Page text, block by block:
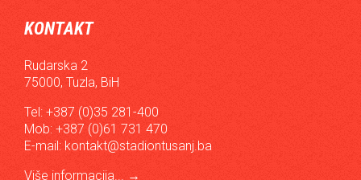
KONTAKT
Rudarska 2
75000, Tuzla, BiH
Tel: +387 (0)35 281-400
Mob: +387 (0)61 731 470
E-mail: kontakt@stadiontusanj.ba
Više informacija...
→